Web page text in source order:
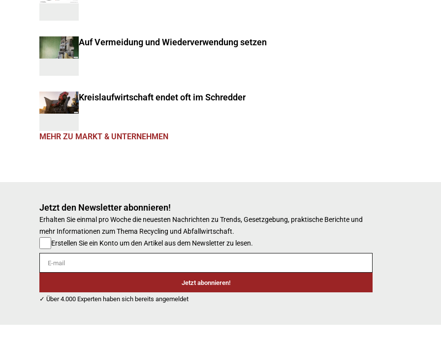
Auf Vermeidung und Wiederverwendung setzen
Kreislaufwirtschaft endet oft im Schredder
MEHR ZU MARKT & UNTERNEHMEN
Jetzt den Newsletter abonnieren!
Erhalten Sie einmal pro Woche die neuesten Nachrichten zu Trends, Gesetzgebung, praktische Berichte und
mehr Informationen zum Thema Recycling und Abfallwirtschaft.
Erstellen Sie ein Konto um den Artikel aus dem Newsletter zu lesen.
E-mail
Jetzt abonnieren!
✓ Über 4.000 Experten haben sich bereits angemeldet